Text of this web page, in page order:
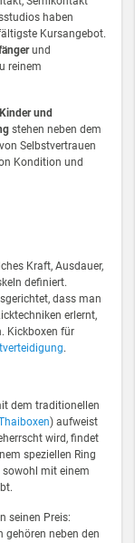
haben
Kursangebot.
und
reinem
Kinder und
stehen neben dem
Selbstvertrauen
Kondition und
Kraft, Ausdauer,
definiert.
dass man
erlernt,
Kickboxen für
.
dem traditionellen
) aufweist
wird, findet
speziellen Ring
mit einem
seinen Preis:
gehören neben den